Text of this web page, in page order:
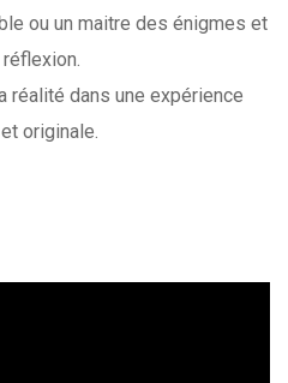
ou un maitre des énigmes et
réalité dans une expérience
originale.